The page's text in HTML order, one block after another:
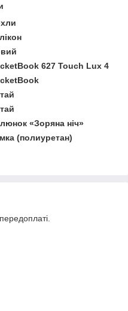
627 Touch Lux 4
«Зоряна ніч»
(полиуретан)